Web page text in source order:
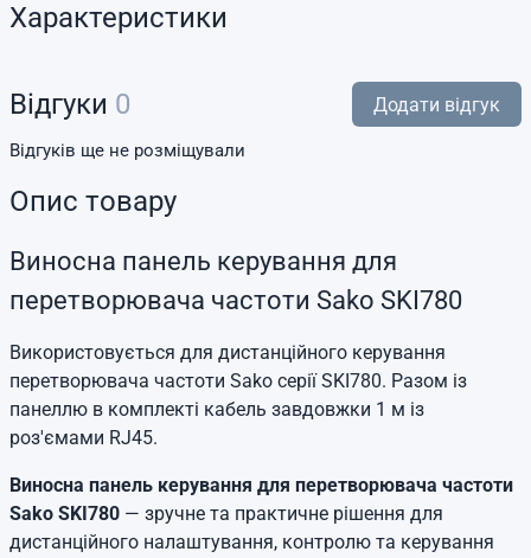
Характеристики
Відгуки 0 Додати відгук
Відгуків ще не розміщували
Опис товару
Виносна панель керування для
перетворювача частоти Sako SKI780
Використовується для дистанційного керування
перетворювача частоти Sako серії SKI780. Разом із
панеллю в комплекті кабель завдовжки 1 м із
роз'ємами RJ45.
Виносна панель керування для перетворювача частоти
Sako SKI780 — зручне та практичне рішення для
дистанційного налаштування, контролю та керування